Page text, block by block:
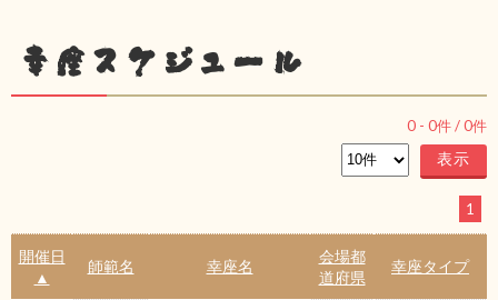
幸座スケジュール
0 - 0件 /0件
1
開催日
▲
師範名 幸座名
会場都
道府県
幸座タイプ